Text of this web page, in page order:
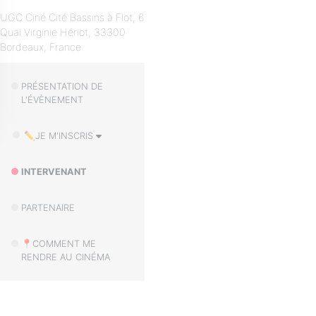
UGC Ciné Cité Bassins à Flot, 6
Quai Virginie Hériot, 33300
Bordeaux, France
PRÉSENTATION DE
L'ÉVÈNEMENT
✏️JE M'INSCRIS
INTERVENANT
PARTENAIRE
📍COMMENT ME
RENDRE AU CINÉMA